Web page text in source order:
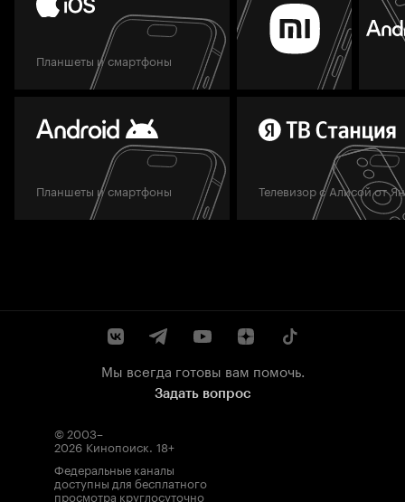
Планшеты и смартфоны
Планшеты и смартфоны Телевизор с Алисой от
Мы всегда готовы вам помочь.
Задать вопрос
© 2003–
2026 Кинопоиск. 18+
Федеральные каналы
доступны для бесплатного
просмотра круглосуточно